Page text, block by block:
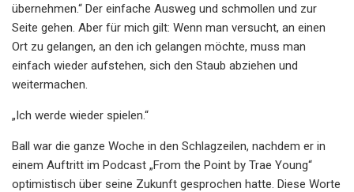
übernehmen.“ Der einfache Ausweg und schmollen und zur
Seite gehen. Aber für mich gilt: Wenn man versucht, an einen
Ort zu gelangen, an den ich gelangen möchte, muss man
einfach wieder aufstehen, sich den Staub abziehen und
weitermachen.
„Ich werde wieder spielen.“
Ball war die ganze Woche in den Schlagzeilen, nachdem er in
einem Auftritt im Podcast „From the Point by Trae Young“
optimistisch über seine Zukunft gesprochen hatte. Diese Worte